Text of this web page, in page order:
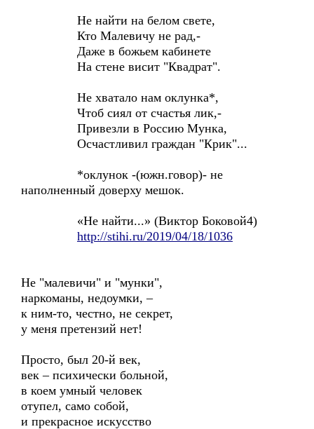
Не найти на белом свете,
Кто Малевичу не рад,-
Даже в божьем кабинете
На стене висит "Квадрат".
Не хватало нам оклунка*,
Чтоб сиял от счастья лик,-
Привезли в Россию Мунка,
Осчастливил граждан "Крик"...
*оклунок -(южн.говор)- не
наполненный доверху мешок.
«Не найти...» (Виктор Боковой4)
http://stihi.ru/2019/04/18/1036
Не "малевичи" и "мунки",
наркоманы, недоумки, –
к ним-то, честно, не секрет,
у меня претензий нет!
Просто, был 20-й век,
век – психически больной,
в коем умный человек
отупел, само собой,
и прекрасное искусство